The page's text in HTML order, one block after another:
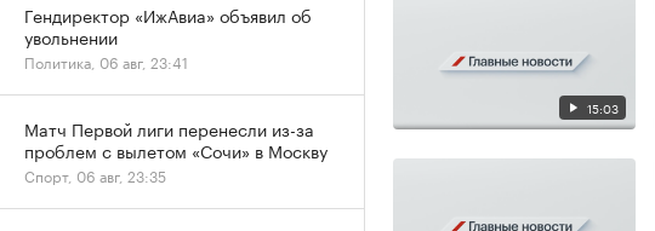
15:03
Гендиректор «ИжАвиа» объявил об
увольнении
Политика, 06 авг, 23:41
Матч Первой лиги перенесли из-за
проблем с вылетом «Сочи» в Москву
Спорт, 06 авг, 23:35